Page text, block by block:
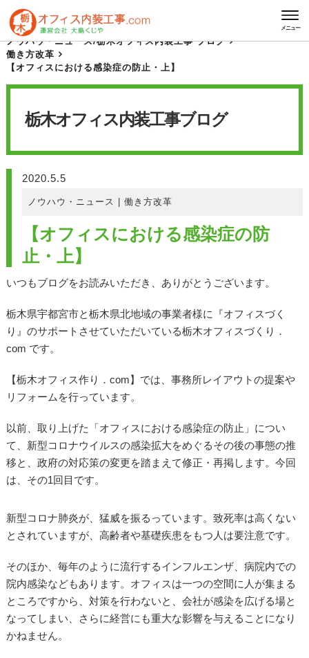
メニュー
HOME
栃木オフィス内装工事 ブログ
ノウハウ・ニュース/栃木オフィス内装工事 ブログ
働き方改革
【オフィスにおける感染症の防止・上】
栃木オフィス内装工事ブログ
2020.5.5
ノウハウ・ニュース 働き方改革
【オフィスにおける感染症の防
止・上】
いつもブログをお読みいただき、ありがとうございます。
栃木県宇都宮市と栃木県北地域の事業者様に『オフィスづく
り』のサポートさせていただいている栃木オフィスづくり．
com です。
【栃木オフィス作り．com】では、事務所レイアウトの提案や
リフォームを行っています。
以前、取り上げた「オフィスにおける感染症の防止」につい
て、新型コロナウイルスの感染拡大をめぐるその後の事態の推
移と、政府の対応策の変更を踏まえて修正・再掲します。今回
は、その1回目です。
新型コロナ肺炎が、猛威を振るっています。致死率は高くない
とされていますが、高齢者や基礎疾患をもつ人は要注意です。
そのほか、毎年のように流行するインフルエンザ、病院内での
院内感染などもあります。オフィスは一つの空間に人が集まる
ところですから、対策を行わないと、会社が感染を広げる場と
なってしまい、さらに経営にも重大な影響を与えることになり
かねません。